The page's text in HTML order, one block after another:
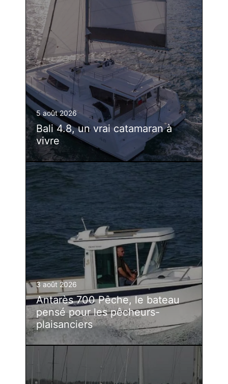
5 août 2026
Bali 4.8, un vrai catamaran à
vivre
3 août 2026
Antarès 700 Pêche, le bateau
pensé pour les pêcheurs-
plaisanciers